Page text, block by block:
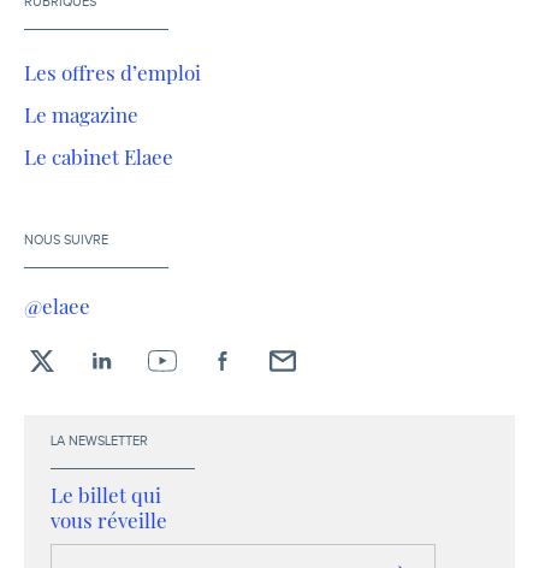
Les offres d’emploi
Le magazine
Le cabinet Elaee
NOUS SUIVRE
@elaee
LA NEWSLETTER
Le billet qui
vous réveille